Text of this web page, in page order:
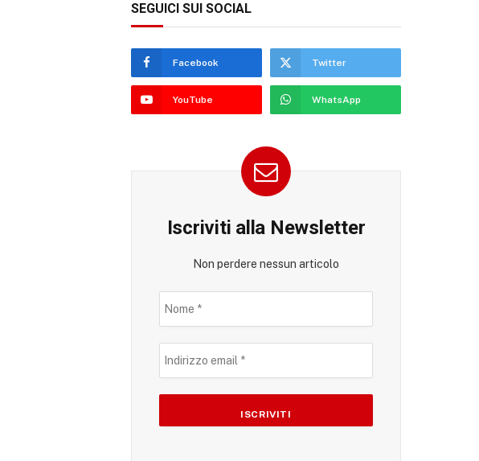
SEGUICI SUI SOCIAL
Facebook Twitter
YouTube WhatsApp
Iscriviti alla Newsletter
Non perdere nessun articolo